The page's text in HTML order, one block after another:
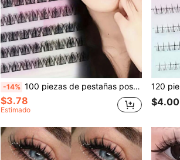
-14% 100 piezas de pestañas postizas de visón sintético 5D, que presentan una apariencia esponjosa y desordenada, fáciles de aplicar y reutilizables
$3.78
Estimado
$4.00